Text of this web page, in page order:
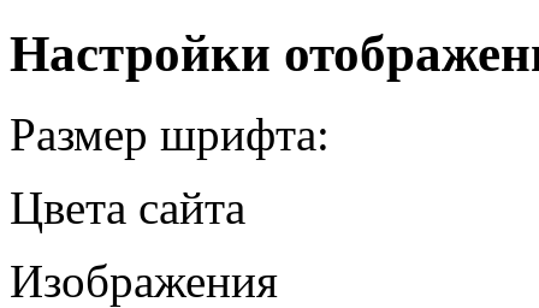
Настройки
Размер шрифта:
Цвета сайта
Изображения